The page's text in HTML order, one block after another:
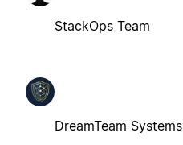
StackOps Team
DreamTeam Systems